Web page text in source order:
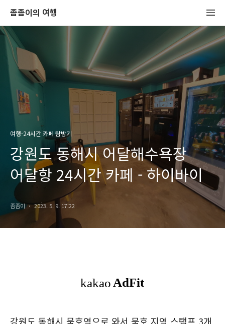
좀좀이의 여행
여행-24시간 카페 탐방기
강원도 동해시 어달해수욕장
어달항 24시간 카페 - 하이바이
좀좀이 2023. 5. 9. 17:22
강원도 동해시 묵호역으로 와서 묵호 지역 스탬프 3개